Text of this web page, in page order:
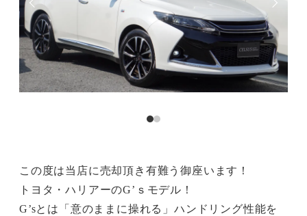
この度は当店に売却頂き有難う御座います！
トヨタ・ハリアーのG’ｓモデル！
G’sとは「意のままに操れる」ハンドリング性能を